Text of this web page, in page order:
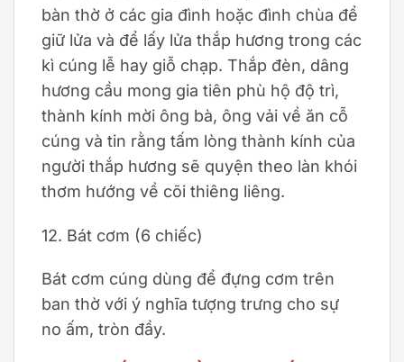
bàn thờ ở các gia đình hoặc đình chùa để
giữ lửa và để lấy lửa thắp hương trong các
kì cúng lễ hay giỗ chạp. Thắp đèn, dâng
hương cầu mong gia tiên phù hộ độ trì,
thành kính mời ông bà, ông vải về ăn cỗ
cúng và tin rằng tấm lòng thành kính của
người thắp hương sẽ quyện theo làn khói
thơm hướng về cõi thiêng liêng.
12. Bát cơm (6 chiếc)
Bát cơm cúng dùng để đựng cơm trên
ban thờ với ý nghĩa tượng trưng cho sự
no ấm, tròn đầy.